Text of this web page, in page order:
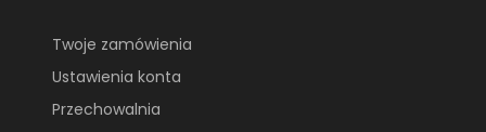
Twoje zamówienia
Ustawienia konta
Przechowalnia